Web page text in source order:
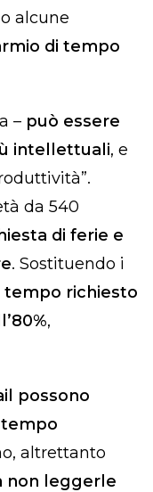
alcune
di tempo
– può essere
intellettuali, e
da 540
di ferie e
. Sostituendo i
tempo richiesto
,
possono
altrettanto
non leggerle